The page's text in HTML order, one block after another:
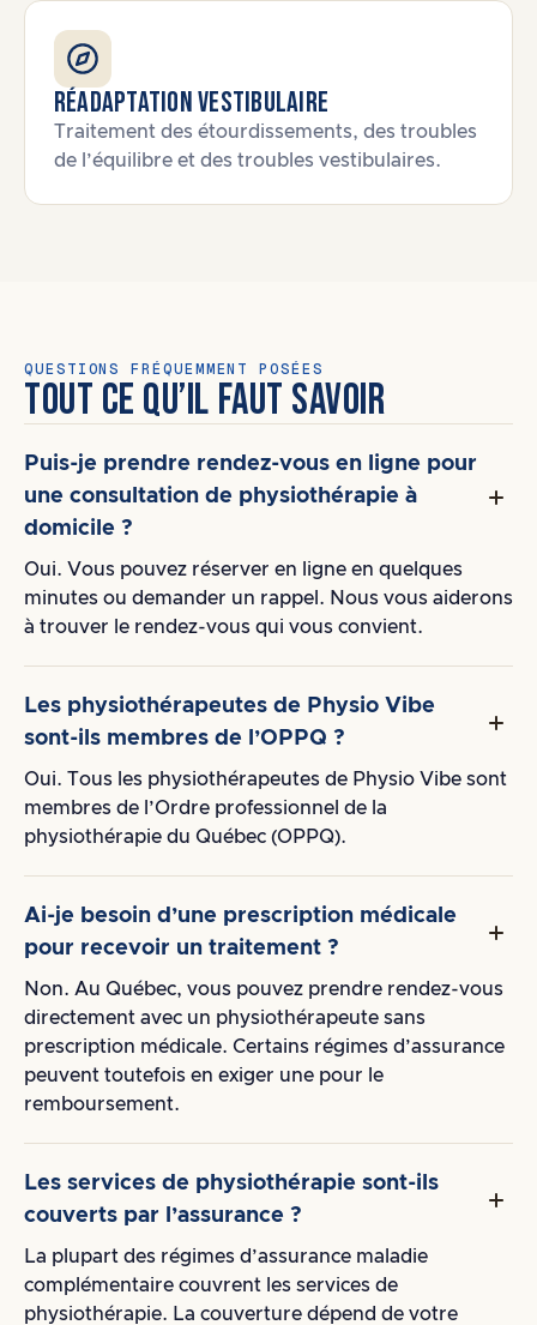
Réadaptation vestibulaire
Traitement des étourdissements, des troubles
de l’équilibre et des troubles vestibulaires.
QUESTIONS FRÉQUEMMENT POSÉES
TOUT CE QU’IL FAUT SAVOIR
Puis-je prendre rendez-vous en ligne pour
une consultation de physiothérapie à
domicile ?
Oui. Vous pouvez réserver en ligne en quelques
minutes ou demander un rappel. Nous vous aiderons
à trouver le rendez-vous qui vous convient.
Les physiothérapeutes de Physio Vibe
sont-ils membres de l’OPPQ ?
Oui. Tous les physiothérapeutes de Physio Vibe sont
membres de l’Ordre professionnel de la
physiothérapie du Québec (OPPQ).
Ai-je besoin d’une prescription médicale
pour recevoir un traitement ?
Non. Au Québec, vous pouvez prendre rendez-vous
directement avec un physiothérapeute sans
prescription médicale. Certains régimes d’assurance
peuvent toutefois en exiger une pour le
remboursement.
Les services de physiothérapie sont-ils
couverts par l’assurance ?
La plupart des régimes d’assurance maladie
complémentaire couvrent les services de
physiothérapie. La couverture dépend de votre